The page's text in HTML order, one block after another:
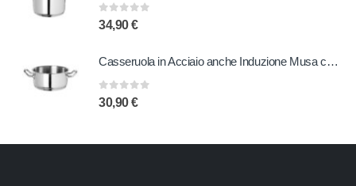
0 out of 5
34,90€
Casseruola in Acciaio anche Induzione Musa con due Manici 24 cm
0out of 5
30,90€